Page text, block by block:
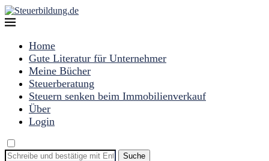
Home
Gute Literatur für Unternehmer
Meine Bücher
Steuerberatung
Steuern senken beim Immobilienverkauf
Über
Login
Suche